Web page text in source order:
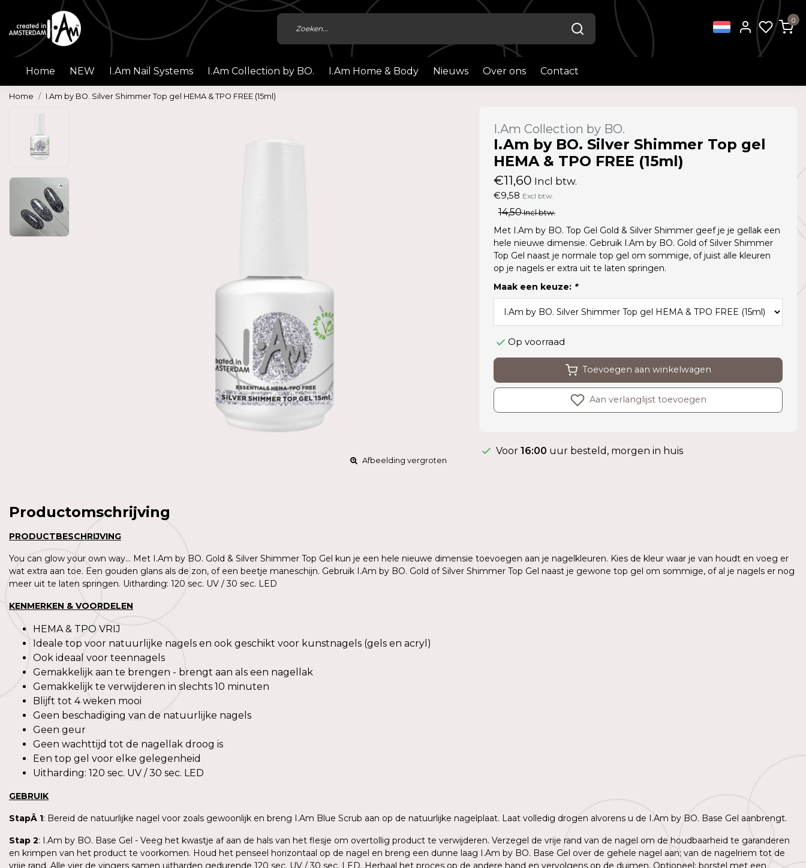
0
Home NEW I.Am Nail Systems I.Am Collection by BO. I.Am Home & Body Nieuws Over ons Contact
Home I.Am by BO. Silver Shimmer Top gel HEMA & TPO FREE (15ml)
Afbeelding vergroten
I.Am Collection by BO.
I.Am by BO. Silver Shimmer Top gel
HEMA & TPO FREE (15ml)
€11,60 Incl btw.
€9,58 Excl btw.
14,50Incl btw.
Met I.Am by BO. Top Gel Gold & Silver Shimmer geef je je gellak een
hele nieuwe dimensie. Gebruik I.Am by BO. Gold of Silver Shimmer
Top Gel naast je normale top gel om sommige, of juist alle kleuren
op je nagels er extra uit te laten springen.
Maak een keuze: *
Op voorraad
Toevoegen aan winkelwagen
Aan verlanglijst toevoegen
Voor 16:00 uur besteld, morgen in huis
Productomschrijving
PRODUCTBESCHRIJVING
You can glow your own way... Met I.Am by BO. Gold & Silver Shimmer Top Gel kun je een hele nieuwe dimensie toevoegen aan je nagelkleuren. Kies de kleur waar je van houdt en voeg er
wat extra aan toe. Een gouden glans als de zon, of een beetje maneschijn. Gebruik I.Am by BO. Gold of Silver Shimmer Top Gel naast je gewone top gel om sommige, of al je nagels er nog
meer uit te laten springen. Uitharding: 120 sec. UV / 30 sec. LED
KENMERKEN & VOORDELEN
HEMA & TPO VRIJ
Ideale top voor natuurlijke nagels en ook geschikt voor kunstnagels (gels en acryl)
Ook ideaal voor teennagels
Gemakkelijk aan te brengen - brengt aan als een nagellak
Gemakkelijk te verwijderen in slechts 10 minuten
Blijft tot 4 weken mooi
Geen beschadiging van de natuurlijke nagels
Geen geur
Geen wachttijd tot de nagellak droog is
Een top gel voor elke gelegenheid
Uitharding: 120 sec. UV / 30 sec. LED
GEBRUIK
StapÂ 1: Bereid de natuurlijke nagel voor zoals gewoonlijk en breng I.Am Blue Scrub aan op de natuurlijke nagelplaat. Laat volledig drogen alvorens u de I.Am by BO. Base Gel aanbrengt.
Stap 2: I.Am by BO. Base Gel - Veeg het kwastje af aan de hals van het flesje om overtollig product te verwijderen. Verzegel de vrije rand van de nagel om de houdbaarheid te garanderen
en krimpen van het product te voorkomen. Houd het penseel horizontaal op de nagel en breng een dunne laag I.Am by BO. Base Gel over de gehele nagel aan; van de nagelriem tot de
vrije rand. Alle vier de vingers samen uitharden gedurende 120 sec. UV / 30 sec. LED. Herhaal het proces op de andere hand en vervolgens op de duimen. Optioneel: borstel met een